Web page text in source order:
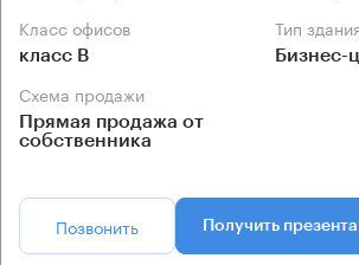
Класс офисов
класс B
Тип здания
Бизнес-
Схема продажи
Прямая продажа от
собственника
Позвонить Получить